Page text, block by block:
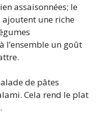
assaisonnées; le
une riche
l’ensemble un goût
de pâtes
Cela rend le plat